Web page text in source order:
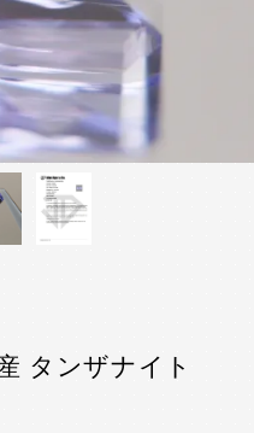
タンザナイト